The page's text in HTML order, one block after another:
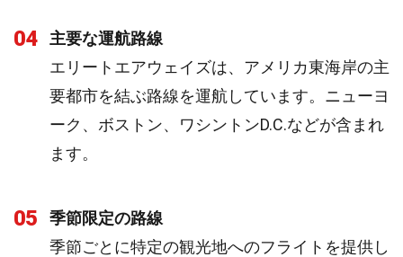
04
主要な運航路線
エリートエアウェイズは、アメリカ東海岸の主
要都市を結ぶ路線を運航しています。ニューヨ
ーク、ボストン、ワシントンD.C.などが含まれ
ます。
05
季節限定の路線
季節ごとに特定の観光地へのフライトを提供し